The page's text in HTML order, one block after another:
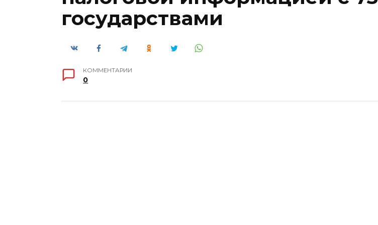
государствами
КОММЕНТАРИИ
0